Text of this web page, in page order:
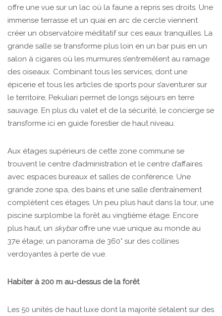
offre une vue sur un lac où la faune a repris ses droits. Une
immense terrasse et un quai en arc de cercle viennent
créer un observatoire méditatif sur ces eaux tranquilles. La
grande salle se transforme plus loin en un bar puis en un
salon à cigares où les murmures s’entremêlent au ramage
des oiseaux. Combinant tous les services, dont une
épicerie et tous les articles de sports pour s’aventurer sur
le territoire, Pekuliari permet de longs séjours en terre
sauvage. En plus du valet et de la sécurité, le concierge se
transforme ici en guide forestier de haut niveau.
Aux étages supérieurs de cette zone commune se
trouvent le centre d’administration et le centre d’affaires
avec espaces bureaux et salles de conférence. Une
grande zone spa, des bains et une salle d’entraînement
complètent ces étages. Un peu plus haut dans la tour, une
piscine surplombe la forêt au vingtième étage. Encore
plus haut, un skybaroffre une vue unique au monde au
37e étage; un panorama de 360° sur des collines
verdoyantes à perte de vue.
Habiter à 200 m au-dessus de la forêt
Les 50 unités de haut luxe dont la majorité s’étalent sur des